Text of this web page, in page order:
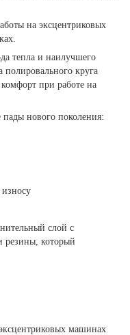
на эксцентриковых
тепла и наилучшего
круга
при работе на
нового поколения:
слой с
резины, который
машинах